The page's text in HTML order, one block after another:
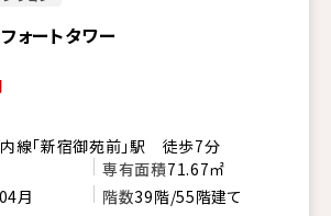
ォートタワー
線「新宿御苑前」駅 徒歩7分
専有面積71.67㎡
月 階数39階/55階建て